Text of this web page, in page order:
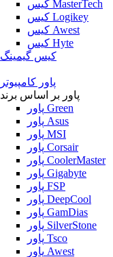
کیس MasterTech
کیس Logikey
کیس Awest
کیس Hyte
کیس گیمینگ
پاور کامپیوتر
پاور بر اساس برند
پاور Green
پاور Asus
پاور MSI
پاور Corsair
پاور CoolerMaster
پاور Gigabyte
پاور FSP
پاور DeepCool
پاور GamDias
پاور SilverStone
پاور Tsco
پاور Awest